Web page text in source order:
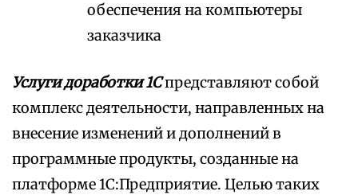
обеспечения на компьютеры
заказчика
Услуги доработки 1Спредставляют собой
комплекс деятельности, направленных на
внесение изменений и дополнений в
программные продукты, созданные на
платформе 1С:Предприятие. Целью таких